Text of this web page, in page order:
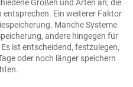
Größen und Arten an, die
Ein weiterer Faktor
Manche Systeme
andere hingegen für
ist entscheidend, festzulegen,
oder noch länger speichern